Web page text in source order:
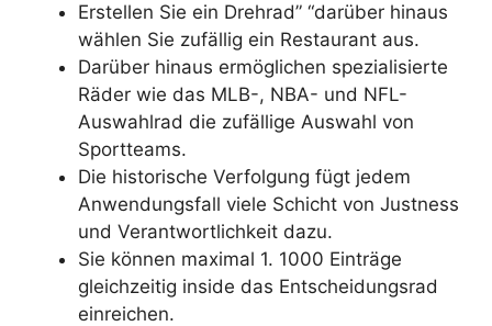
Erstellen Sie ein Drehrad” “darüber hinaus
wählen Sie zufällig ein Restaurant aus.
Darüber hinaus ermöglichen spezialisierte
Räder wie das MLB-, NBA- und NFL-
Auswahlrad die zufällige Auswahl von
Sportteams.
Die historische Verfolgung fügt jedem
Anwendungsfall viele Schicht von Justness
und Verantwortlichkeit dazu.
Sie können maximal 1. 1000 Einträge
gleichzeitig inside das Entscheidungsrad
einreichen.